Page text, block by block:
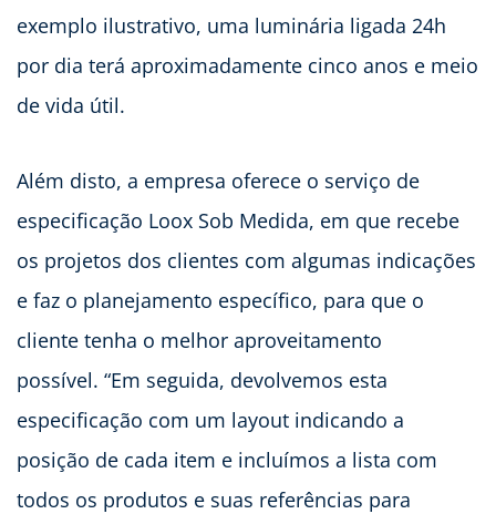
exemplo ilustrativo, uma luminária ligada 24h
por dia terá aproximadamente cinco anos e meio
de vida útil.
Além disto, a empresa oferece o serviço de
especificação Loox Sob Medida, em que recebe
os projetos dos clientes com algumas indicações
e faz o planejamento específico, para que o
cliente tenha o melhor aproveitamento
possível. “Em seguida, devolvemos esta
especificação com um layout indicando a
posição de cada item e incluímos a lista com
todos os produtos e suas referências para